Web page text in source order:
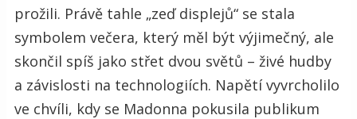
prožili. Právě tahle „zeď displejů“ se stala
symbolem večera, který měl být výjimečný, ale
skončil spíš jako střet dvou světů – živé hudby
a závislosti na technologiích. Napětí vyvrcholilo
ve chvíli, kdy se Madonna pokusila publikum